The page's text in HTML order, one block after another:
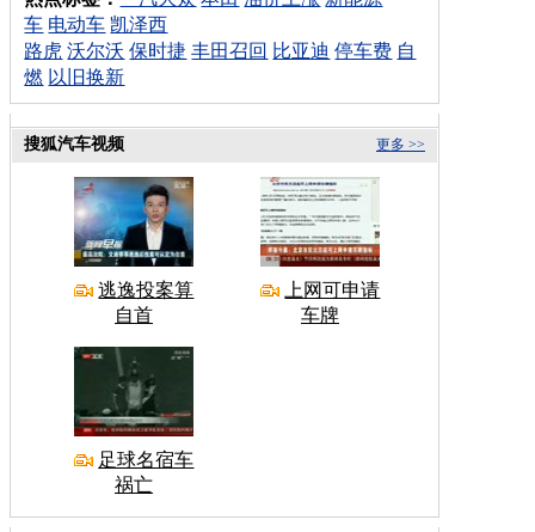
车 电动车 凯泽西
路虎 沃尔沃 保时捷 丰田召回 比亚迪 停车费 自
燃 以旧换新
更多 >>
搜狐汽车视频
逃逸投案算
自首
上网可申请
车牌
足球名宿车
祸亡